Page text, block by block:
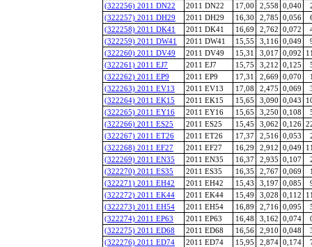
(322256) 2011 DN22
2011 DN22 17,00 2,558 0,040
(322257) 2011 DH29
2011 DH29 16,30 2,785 0,056
(322258) 2011 DK41
2011 DK41 16,69 2,762 0,072
(322259) 2011 DW41
2011 DW41 15,55 3,116 0,049
(322260) 2011 DV49
2011 DV49 15,31 3,017 0,092
(322261) 2011 EJ7
2011 EJ7 15,75 3,212 0,125
(322262) 2011 EP9
2011 EP9 17,31 2,669 0,070
(322263) 2011 EV13
2011 EV13 17,08 2,475 0,069
(322264) 2011 EK15
2011 EK15 15,65 3,090 0,043
(322265) 2011 EY16
2011 EY16 15,65 3,250 0,108
(322266) 2011 ES25
2011 ES25 15,45 3,062 0,126
(322267) 2011 ET26
2011 ET26 17,37 2,516 0,053
(322268) 2011 EF27
2011 EF27 16,29 2,912 0,049
(322269) 2011 EN35
2011 EN35 16,37 2,935 0,107
(322270) 2011 ES35
2011 ES35 16,35 2,767 0,069
(322271) 2011 EH42
2011 EH42 15,43 3,197 0,085
(322272) 2011 EK44
2011 EK44 15,49 3,028 0,112
(322273) 2011 EH54
2011 EH54 16,89 2,716 0,095
(322274) 2011 EP63
2011 EP63 16,48 3,162 0,074
(322275) 2011 ED68
2011 ED68 16,56 2,910 0,048
(322276) 2011 ED74
2011 ED74 15,95 2,874 0,174